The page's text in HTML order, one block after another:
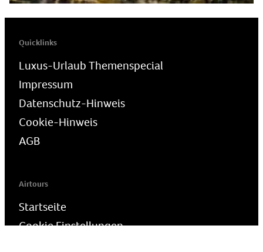
Quicklinks
Luxus-Urlaub Themenspecial
Impressum
Datenschutz-Hinweis
Cookie-Hinweis
AGB
Airtours
Startseite
Cookie Einstellungen